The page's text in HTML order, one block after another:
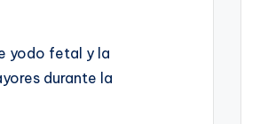
yodo fetal y la
durante la